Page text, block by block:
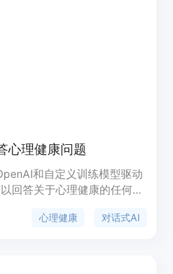
心理健康问题
和自定义训练模型驱动
回答关于心理健康的任何问
可定制性，并且正在不断根
心理健康 对话式AI